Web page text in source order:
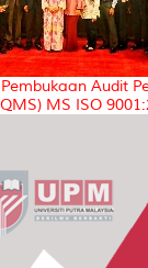
Audit
MS ISO